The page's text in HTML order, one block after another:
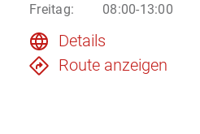
Freitag: 08:00-13:00
Details
Route anzeigen